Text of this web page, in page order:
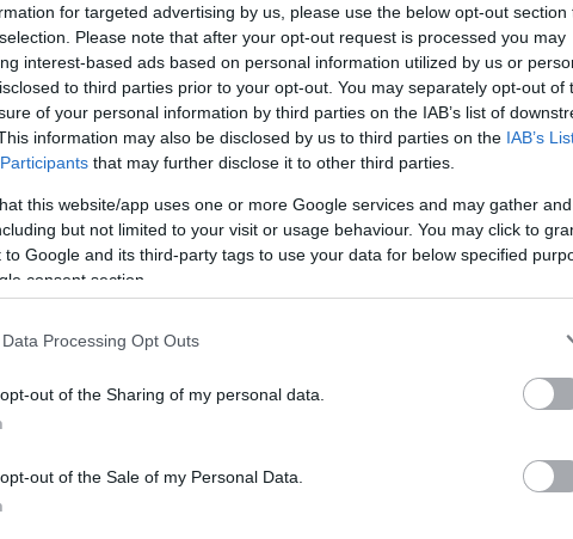
for targeted advertising by us, please use the below opt-out section
Please note that after your opt-out request is processed you may
interest-based ads based on personal information utilized by us or
to third parties prior to your opt-out. You may separately opt-out of
of your personal information by third parties on the IAB’s list of
information may also be disclosed by us to third parties on the IAB’s
that may further disclose it to other third parties.
this website/app uses one or more Google services and may gather
but not limited to your visit or usage behaviour. You may click to
to Google and its third-party tags to use your data for below specified
consent section.
Processing Opt Outs
out of the Sharing of my personal data.
out of the Sale of my Personal Data.